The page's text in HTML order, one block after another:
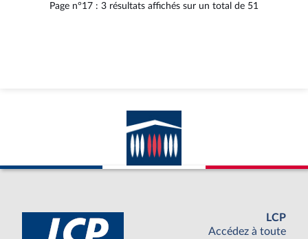
Page n°17 : 3 résultats affichés sur un total de 51
LCP
Accédez à toute